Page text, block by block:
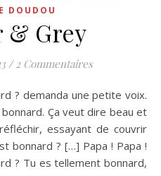
DOUDOU
& Grey
/ 2 Commentaires
? demanda une petite voix.
Ça veut dire beau et
essayant de couvrir
bonnard ? […] Papa ! Papa !
? Tu es tellement bonnard,